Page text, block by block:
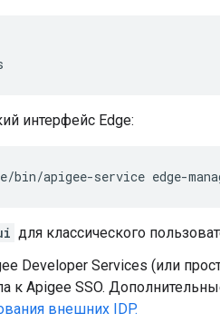
интерфейс Edge:
bin/apigee-service edge-
для классического
Developer Services (или
к Apigee SSO.
внешних IDP.